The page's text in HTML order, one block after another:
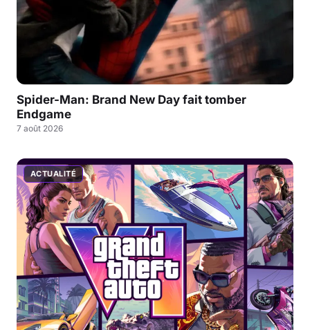
Spider-Man: Brand New Day fait tomber
Endgame
7 août 2026
ACTUALITÉ